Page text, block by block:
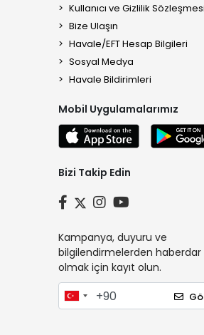
Kullanıcı ve Gizlilik Sözleşmesi
Bize Ulaşın
Havale/EFT Hesap Bilgileri
Sosyal Medya
Havale Bildirimleri
Mobil Uygulamalarımız
Bizi Takip Edin
Kampanya, duyuru ve
bilgilendirmelerden haberdar
olmak için kayıt olun.